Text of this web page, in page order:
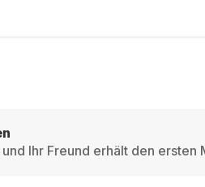
Ihr Freund erhält den ersten